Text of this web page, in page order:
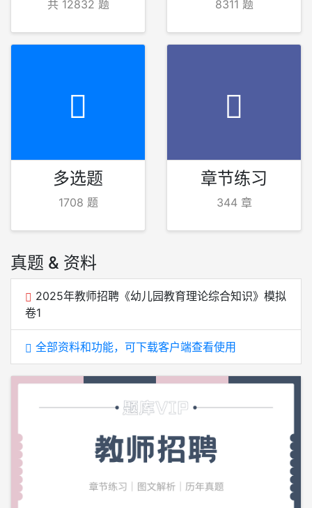
共 12832 题 8311 题
多选题
1708 题
章节练习
344 章
真题 & 资料
2025年教师招聘《幼儿园教育理论综合知识》模拟
卷1
全部资料和功能，可下载客户端查看使用